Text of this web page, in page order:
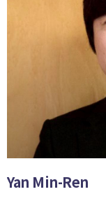
Yan Min-Ren